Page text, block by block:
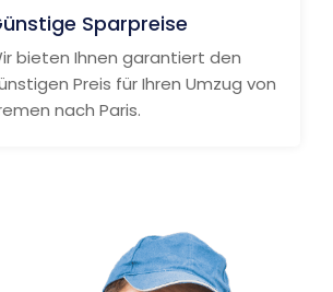
Sparpreise
bieten Ihnen garantiert den
Preis für Ihren Umzug von
nach Paris.